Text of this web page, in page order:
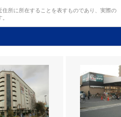
所に所在することを表すものであり、実際の